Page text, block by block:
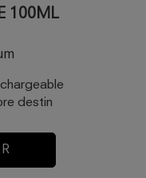
100ML
destin